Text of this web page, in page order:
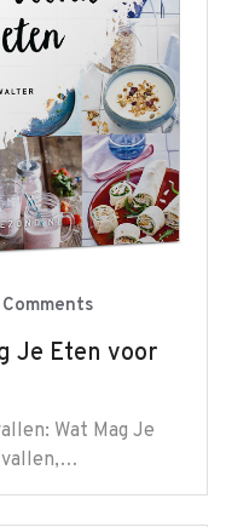
Je Eten voor
Wat Mag Je